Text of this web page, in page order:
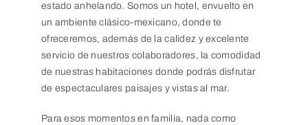
estado anhelando. Somos un hotel, envuelto en
un ambiente clásico-mexicano, donde te
ofreceremos, además de la calidez y excelente
servicio de nuestros colaboradores, la comodidad
de nuestras habitaciones donde podrás disfrutar
de espectaculares paisajes y vistas al mar.
Para esos momentos en familia, nada como